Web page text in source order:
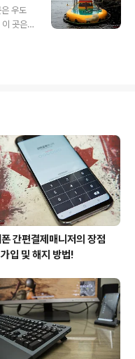
은 마
가 없
침부터
우도
이 곳은
운행
험을
운항
다!" 잠
주었다.
있을까
간편결제매니저의 장점
입 및 해지 방법!